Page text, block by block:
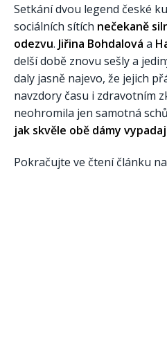
Setkání dvou legend české
sociálních sítích nečekaně
odezvu. Jiřina Bohdalová a
delší době znovu sešly a
daly jasně najevo, že jejich
navzdory času i zdravotním
neohromila jen samotná
jak skvěle obě dámy
Pokračujte ve čtení článku